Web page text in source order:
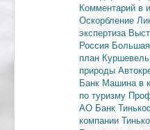
Комментарий в
Оскорбление
экспертиза
Россия
план Куршевель
природы
Банк Машина в
по туризму
АО Банк
компании